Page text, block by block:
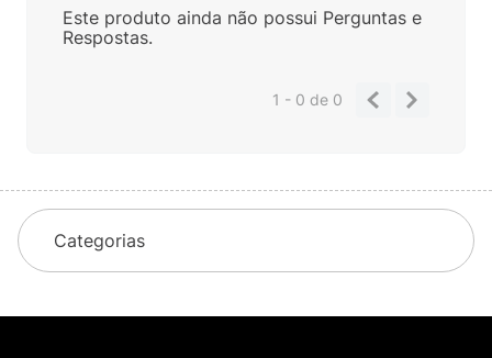
Este produto ainda não possui Perguntas e
Respostas.
1 - 0de 0
Categorias